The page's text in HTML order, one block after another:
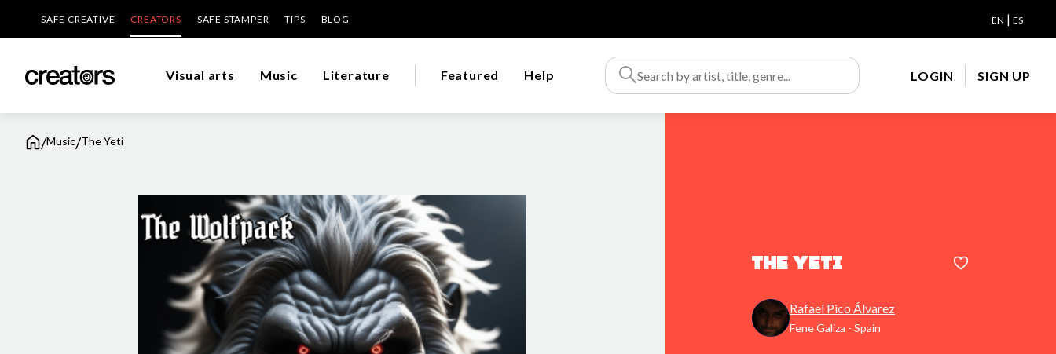
SAFE CREATIVE CREATORS SAFE STAMPER TIPS BLOG EN | ES
Visual arts Music Literature Featured Help LOGIN SIGN UP
/Music/The Yeti
The Yeti
Rafael Pico Álvarez
Fene Galiza - Spain